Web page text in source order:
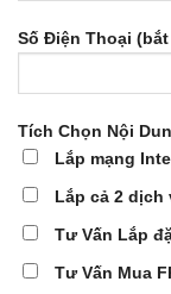
Số Điện Thoại
Tích Chọn Nội
Lắp mạng
Lắp cả 2 dịch
Tư Vấn Lắp
Tư Vấn Mua